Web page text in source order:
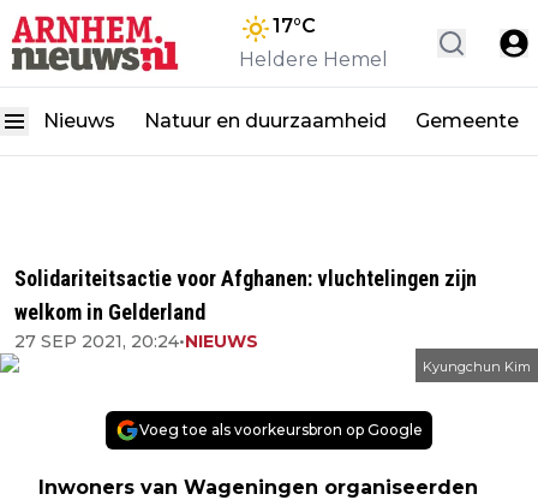
17°C
Heldere Hemel
Nieuws Natuur en duurzaamheid Gemeente
Solidariteitsactie voor Afghanen: vluchtelingen zijn
welkom in Gelderland
27 SEP 2021, 20:24•NIEUWS
Kyungchun Kim
Voeg toe als voorkeursbron op Google
Inwoners van Wageningen organiseerden